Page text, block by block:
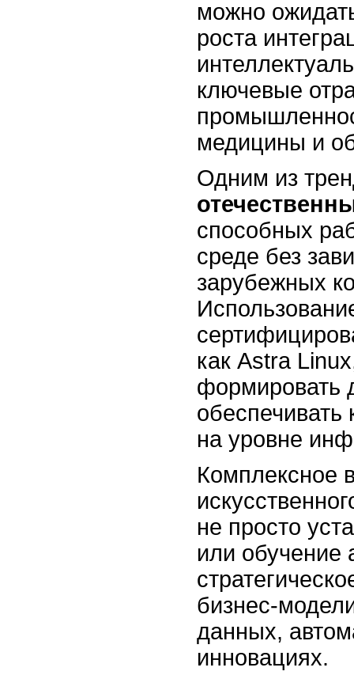
можно
роста
ключевые
медицины и
Одним из
способных
среде без
зарубежных
как Astra
формировать
обеспечивать
на уровне
Комплексное
не просто
или обучение
бизнес-
данных,
инновациях.